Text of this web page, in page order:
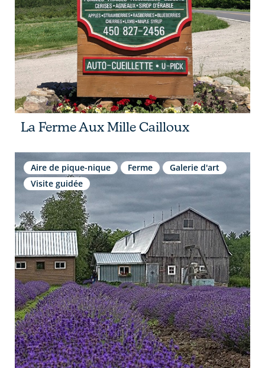
La Ferme Aux Mille Cailloux
Aire de pique-nique Ferme
Galerie d'art
Visite guidée